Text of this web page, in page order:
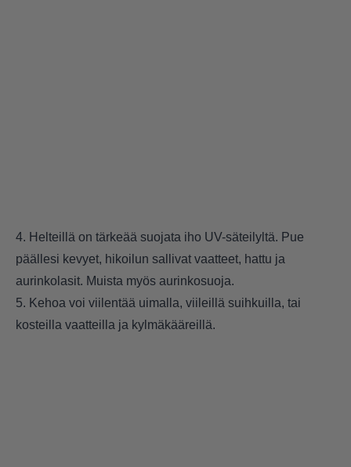
4. Helteillä on tärkeää suojata iho UV-säteilyltä. Pue
päällesi kevyet, hikoilun sallivat vaatteet, hattu ja
aurinkolasit. Muista myös aurinkosuoja.
5. Kehoa voi viilentää uimalla, viileillä suihkuilla, tai
kosteilla vaatteilla ja kylmäkääreillä.